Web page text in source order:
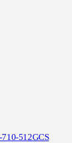
512GCS